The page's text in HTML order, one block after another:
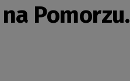
Pomorzu.